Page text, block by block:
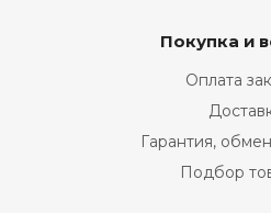
Покупка и
Оплата
Гарантия,
Подбор